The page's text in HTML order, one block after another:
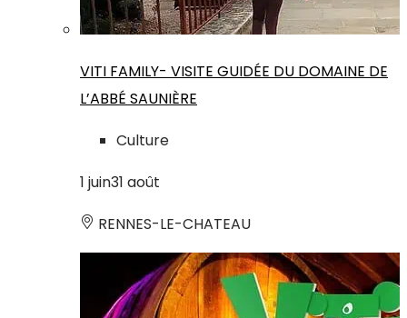
VITI FAMILY- VISITE GUIDÉE DU DOMAINE DE
L’ABBÉ SAUNIÈRE
Culture
1 juin31 août
RENNES-LE-CHATEAU